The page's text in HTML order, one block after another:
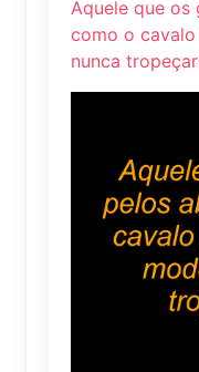
Aquele que os
como o
nunca